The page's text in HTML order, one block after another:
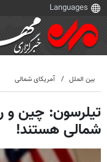
بین الملل آمریکای شمالی
تیلرسون: چین و
شمالی هستند!